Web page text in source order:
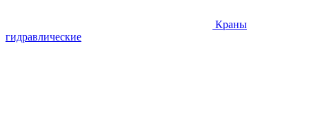
Краны
гидравлические